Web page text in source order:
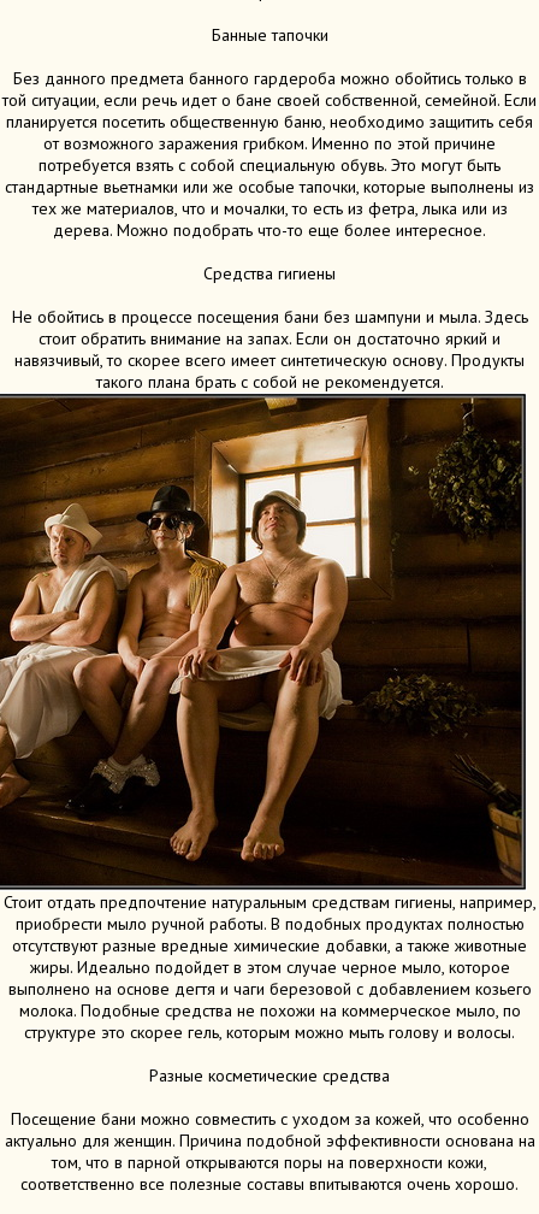
Банные тапочки
Без данного предмета банного гардероба можно обойтись только в
той ситуации, если речь идет о бане своей собственной, семейной. Если
планируется посетить общественную баню, необходимо защитить себя
от возможного заражения грибком. Именно по этой причине
потребуется взять с собой специальную обувь. Это могут быть
стандартные вьетнамки или же особые тапочки, которые выполнены из
тех же материалов, что и мочалки, то есть из фетра, лыка или из
дерева. Можно подобрать что-то еще более интересное.
Средства гигиены
Не обойтись в процессе посещения бани без шампуни и мыла. Здесь
стоит обратить внимание на запах. Если он достаточно яркий и
навязчивый, то скорее всего имеет синтетическую основу. Продукты
такого плана брать с собой не рекомендуется.
Стоит отдать предпочтение натуральным средствам гигиены, например,
приобрести мыло ручной работы. В подобных продуктах полностью
отсутствуют разные вредные химические добавки, а также животные
жиры. Идеально подойдет в этом случае черное мыло, которое
выполнено на основе дегтя и чаги березовой с добавлением козьего
молока. Подобные средства не похожи на коммерческое мыло, по
структуре это скорее гель, которым можно мыть голову и волосы.
Разные косметические средства
Посещение бани можно совместить с уходом за кожей, что особенно
актуально для женщин. Причина подобной эффективности основана на
том, что в парной открываются поры на поверхности кожи,
соответственно все полезные составы впитываются очень хорошо.